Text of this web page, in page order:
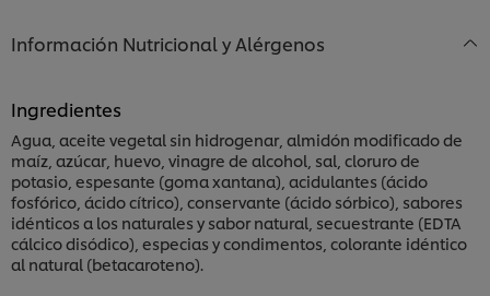
Información Nutricional y Alérgenos
Ingredientes
Agua, aceite vegetal sin hidrogenar, almidón modificado de
maíz, azúcar, huevo, vinagre de alcohol, sal, cloruro de
potasio, espesante (goma xantana), acidulantes (ácido
fosfórico, ácido cítrico), conservante (ácido sórbico), sabores
idénticos a los naturales y sabor natural, secuestrante (EDTA
cálcico disódico), especias y condimentos, colorante idéntico
al natural (betacaroteno).